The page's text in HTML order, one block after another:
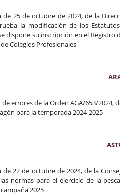
de 25 de octubre de 2024, de la
la modificación de los
dispone su inscripción en el Registro
Colegios Profesionales
errores de la Orden AGA/653/2024,
para la temporada 2024-2025
de 22 de octubre de 2024, de la
normas para el ejercicio de la
2025